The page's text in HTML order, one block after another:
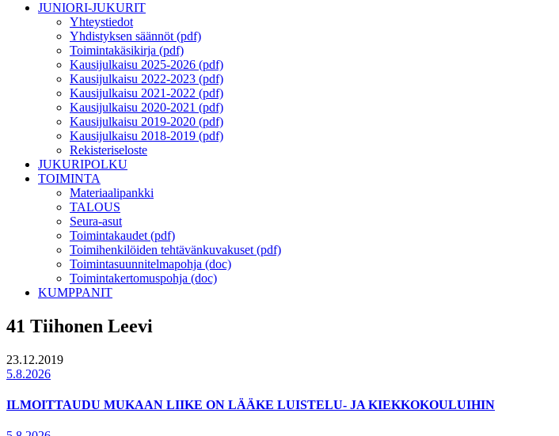
JUNIORI-JUKURIT
Yhteystiedot
Yhdistyksen säännöt (pdf)
Toimintakäsikirja (pdf)
Kausijulkaisu 2025-2026 (pdf)
Kausijulkaisu 2022-2023 (pdf)
Kausijulkaisu 2021-2022 (pdf)
Kausijulkaisu 2020-2021 (pdf)
Kausijulkaisu 2019-2020 (pdf)
Kausijulkaisu 2018-2019 (pdf)
Rekisteriseloste
JUKURIPOLKU
TOIMINTA
Materiaalipankki
TALOUS
Seura-asut
Toimintakaudet (pdf)
Toimihenkilöiden tehtävänkuvakuset (pdf)
Toimintasuunnitelmapohja (doc)
Toimintakertomuspohja (doc)
KUMPPANIT
41 Tiihonen Leevi
23.12.2019
5.8.2026
ILMOITTAUDU MUKAAN LIIKE ON LÄÄKE LUISTELU- JA KIEKKOKOULUIHIN